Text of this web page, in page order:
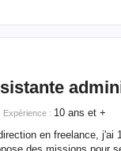
Expérience : 10 ans et +
en freelance, j'ai